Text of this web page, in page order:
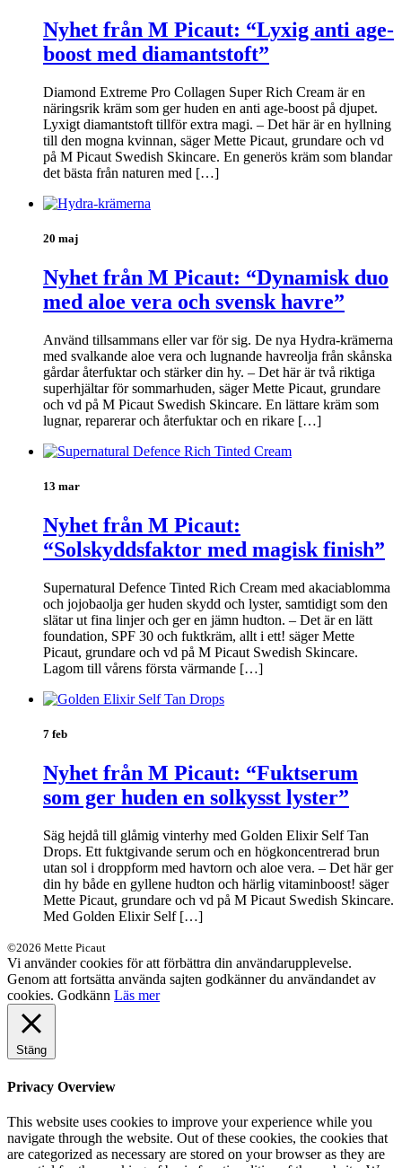
Nyhet från M Picaut: “Lyxig anti age-
boost med diamantstoft”
Diamond Extreme Pro Collagen Super Rich Cream är en
näringsrik kräm som ger huden en anti age-boost på djupet.
Lyxigt diamantstoft tillför extra magi. – Det här är en hyllning
till den mogna kvinnan, säger Mette Picaut, grundare och vd
på M Picaut Swedish Skincare. En generös kräm som blandar
det bästa från naturen med […]
20 maj
Nyhet från M Picaut: “Dynamisk duo
med aloe vera och svensk havre”
Använd tillsammans eller var för sig. De nya Hydra-krämerna
med svalkande aloe vera och lugnande havreolja från skånska
gårdar återfuktar och stärker din hy. – Det här är två riktiga
superhjältar för sommarhuden, säger Mette Picaut, grundare
och vd på M Picaut Swedish Skincare. En lättare kräm som
lugnar, reparerar och återfuktar och en rikare […]
13 mar
Nyhet från M Picaut:
“Solskyddsfaktor med magisk finish”
Supernatural Defence Tinted Rich Cream med akaciablomma
och jojobaolja ger huden skydd och lyster, samtidigt som den
slätar ut fina linjer och ger en jämn hudton. – Det är en lätt
foundation, SPF 30 och fuktkräm, allt i ett! säger Mette
Picaut, grundare och vd på M Picaut Swedish Skincare.
Lagom till vårens första värmande […]
7 feb
Nyhet från M Picaut: “Fuktserum
som ger huden en solkysst lyster”
Säg hejdå till glåmig vinterhy med Golden Elixir Self Tan
Drops. Ett fuktgivande serum och en högkoncentrerad brun
utan sol i droppform med havtorn och aloe vera. – Det här ger
din hy både en gyllene hudton och härlig vitaminboost! säger
Mette Picaut, grundare och vd på M Picaut Swedish Skincare.
Med Golden Elixir Self […]
©2026 Mette Picaut
Vi använder cookies för att förbättra din användarupplevelse.
Genom att fortsätta använda sajten godkänner du användandet av
cookies. Godkänn Läs mer
Stäng
Privacy Overview
This website uses cookies to improve your experience while you
navigate through the website. Out of these cookies, the cookies that
are categorized as necessary are stored on your browser as they are